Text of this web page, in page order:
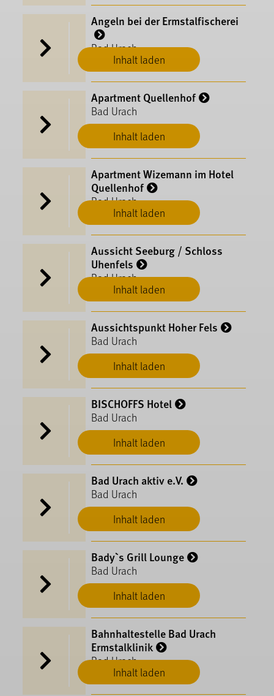
Inhalt laden
Angeln bei der Ermstalfischerei
Bad Urach
Inhalt laden
Apartment Quellenhof
Bad Urach
Inhalt laden
Apartment Wizemann im Hotel
Quellenhof
Bad Urach
Inhalt laden
Aussicht Seeburg / Schloss
Uhenfels
Bad Urach
Inhalt laden
Aussichtspunkt Hoher Fels
Bad Urach
Inhalt laden
BISCHOFFS Hotel
Bad Urach
Inhalt laden
Bad Urach aktiv e.V.
Bad Urach
Inhalt laden
Bady`s Grill Lounge
Bad Urach
Inhalt laden
Bahnhaltestelle Bad Urach
Ermstalklinik
Bad Urach